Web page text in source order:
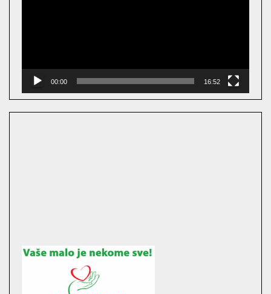
00:00 16:52